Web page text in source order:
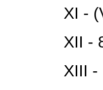
XI -
XII -
XIII -